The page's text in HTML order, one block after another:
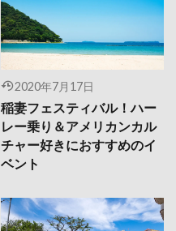
2020年7月17日
稲妻フェスティバル！ハー
レー乗り＆アメリカンカル
チャー好きにおすすめのイ
ベント